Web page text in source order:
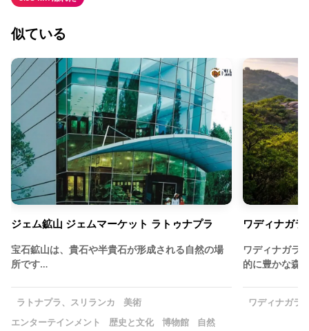
似ている
ジェム鉱山 ジェムマーケット ラトゥナプラ
宝石鉱山は、貴石や半貴石が形成される自然の場
所です…
ラトナプラ、スリランカ
美術
エンターテインメント
歴史と文化 博物館 自然
ワディナガ
ワディナガラ
的に豊かな森
ワディナガラ